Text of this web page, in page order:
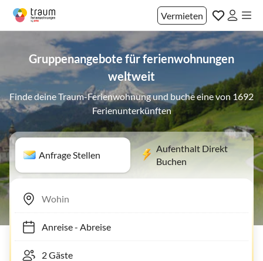
Vermieten
Gruppenangebote für ferienwohnungen
weltweit
Finde deine Traum-Ferienwohnung und buche eine von 1692
Ferienunterkünften
Anfrage Stellen
Aufenthalt Direkt
Buchen
Anreise- Abreise